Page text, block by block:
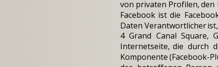
von privaten Profilen,den
Facebook ist die
Daten Verantwortlicherist,
4 Grand Canal Square,
Internetseite, die durch
Komponente (Facebook-